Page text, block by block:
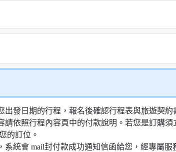
出發日期的行程，報名後確認行程表與旅遊契
請依照行程內容頁中的付款說明。若您是訂購
的訂位。
系統會 mail封付款成功通知信函給您，經專屬